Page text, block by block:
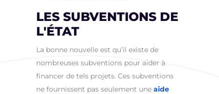
LES SUBVENTIONS DE
L'ÉTAT
La bonne nouvelle est qu’il existe de
nombreuses subventions pour aider à
financer de tels projets. Ces subventions
ne fournissent pas seulement une aide